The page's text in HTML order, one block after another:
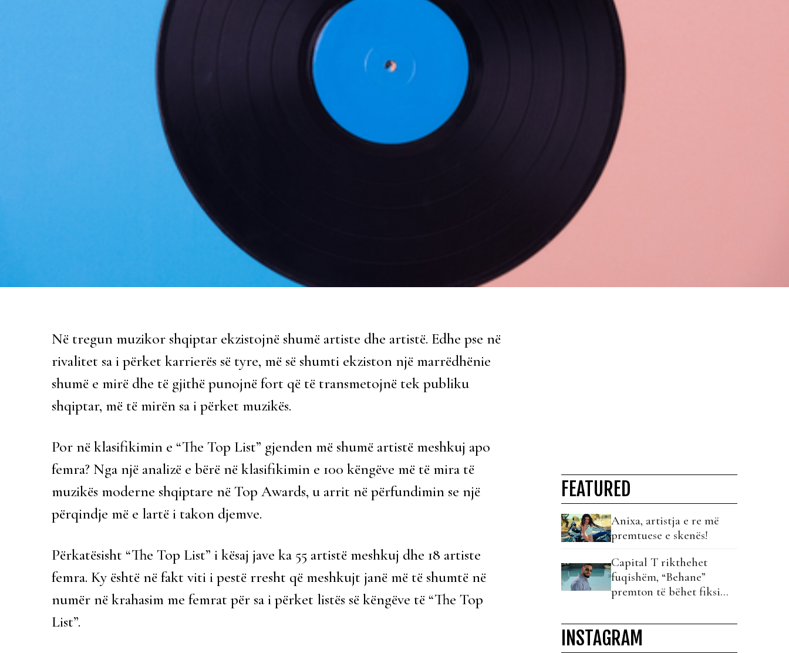
Në tregun muzikor shqiptar ekzistojnë shumë artiste dhe artistë. Edhe pse në
rivalitet sa i përket karrierës së tyre, më së shumti ekziston një marrëdhënie
shumë e mirë dhe të gjithë punojnë fort që të transmetojnë tek publiku
shqiptar, më të mirën sa i përket muzikës.
Por në klasifikimin e “The Top List” gjenden më shumë artistë meshkuj apo
femra? Nga një analizë e bërë në klasifikimin e 100 këngëve më të mira të
muzikës moderne shqiptare në Top Awards, u arrit në përfundimin se një
përqindje më e lartë i takon djemve.
Përkatësisht “The Top List” i kësaj jave ka 55 artistë meshkuj dhe 18 artiste
femra. Ky është në fakt viti i pestë rresht që meshkujt janë më të shumtë në
numër në krahasim me femrat për sa i përket listës së këngëve të “The Top
List”.
FEATURED
Anixa, artistja e re më
premtuese e skenës!
Capital T rikthehet
fuqishëm, “Behane”
premton të bëhet fiksimi
INSTAGRAM